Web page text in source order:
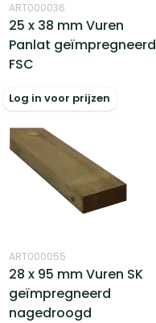
ART000036
25 x 38 mm Vuren
Panlat geïmpregneerd
FSC
Log in voor prijzen
ART000055
28 x 95 mm Vuren SK
geïmpregneerd
nagedroogd